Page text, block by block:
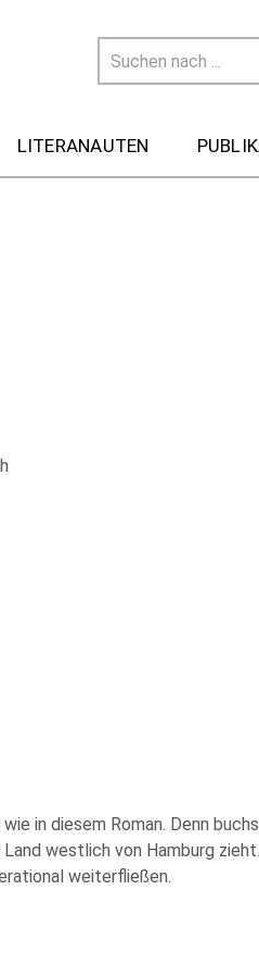
LITERANAUTEN
in diesem Roman. Denn
westlich von Hamburg
weiterfließen.